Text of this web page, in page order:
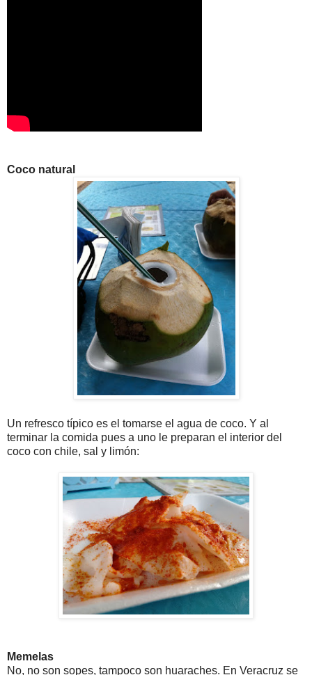
Coco natural
Un refresco típico es el tomarse el agua de coco. Y al
terminar la comida pues a uno le preparan el interior del
coco con chile, sal y limón:
Memelas
No, no son sopes, tampoco son huaraches. En Veracruz se